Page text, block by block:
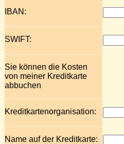
IBAN:
SWIFT:
Sie können die Kosten
von meiner Kreditkarte
abbuchen
Kreditkartenorganisation:
Name auf der Kreditkarte: